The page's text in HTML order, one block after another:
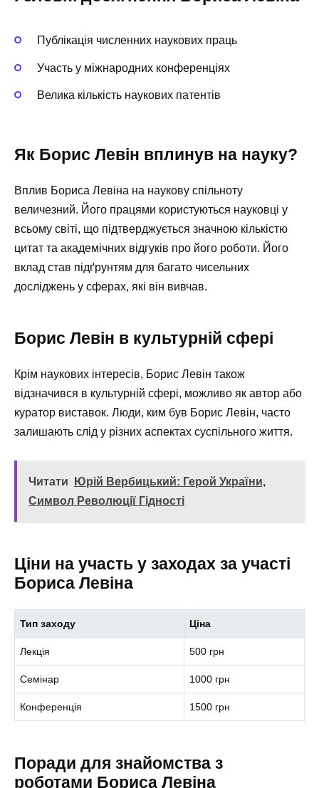
Публікація численних наукових праць
Участь у міжнародних конференціях
Велика кількість наукових патентів
Як Борис Левін вплинув на науку?
Вплив Бориса Левіна на наукову спільноту
величезний. Його працями користуються науковці у
всьому світі, що підтверджується значною кількістю
цитат та академічних відгуків про його роботи. Його
вклад став підґрунтям для багато чисельних
досліджень у сферах, які він вивчав.
Борис Левін в культурній сфері
Крім наукових інтересів, Борис Левін також
відзначився в культурній сфері, можливо як автор або
куратор виставок. Люди, ким був Борис Левін, часто
залишають слід у різних аспектах суспільного життя.
Читати
Юрій Вербицький: Герой України,
Символ Революції Гідності
Ціни на участь у заходах за участі
Бориса Левіна
Тип заходу Ціна
Лекція 500 грн
Семінар 1000 грн
Конференція 1500 грн
Поради для знайомства з
роботами Бориса Левіна